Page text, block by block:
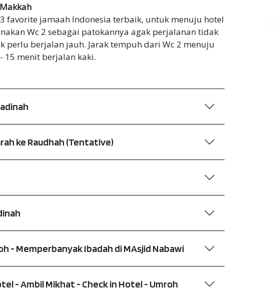
favorite jamaah Indonesia terbaik, untuk menuju hotel
Wc 2 sebagai patokannya agak perjalanan tidak
perlu berjalan jauh. Jarak tempuh dari Wc 2 menuju
15 menit berjalan kaki.
ke Raudhah (Tentative)
- Memperbanyak Ibadah di MAsjid Nabawi
- Ambil Mikhat - Check in Hotel - Umroh